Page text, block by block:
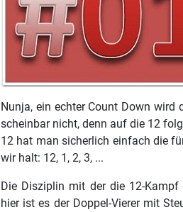
Nunja, ein echter Count Down
scheinbar nicht, denn auf die 12
12 hat man sicherlich einfach die
wir halt: 12, 1, 2, 3, ...
Die Disziplin mit der die 12-
hier ist es der Doppel-Vierer mit